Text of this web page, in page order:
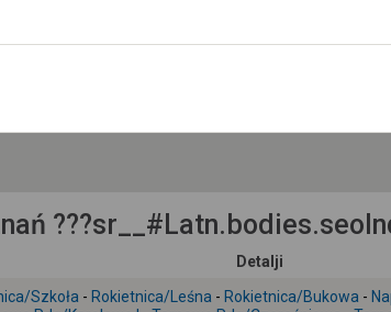
Detalji
Szkoła - Rokietnica/Leśna - Rokietnica/Bukowa -